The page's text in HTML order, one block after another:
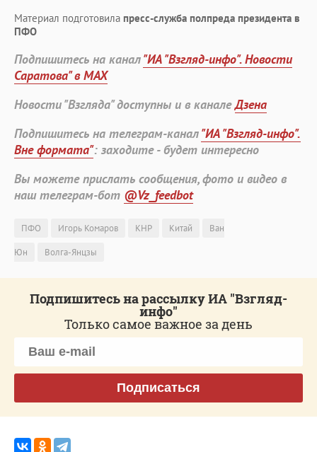
Материал подготовила пресс-служба полпреда президента в
ПФО
Подпишитесь на канал"ИА "Взгляд-инфо". Новости
Саратова" в MAX
Новости "Взгляда" доступны и в каналеДзена
Подпишитесь на телеграм-канал"ИА "Взгляд-инфо".
Вне формата": заходите - будет интересно
Вы можете прислать сообщения, фото и видео в
наш телеграм-бот @Vz_feedbot
ПФО Игорь Комаров КНР Китай
Ван
Юн
Волга-Янцзы
Подпишитесь на рассылку ИА "Взгляд-
инфо"
Только самое важное за день
Подписаться